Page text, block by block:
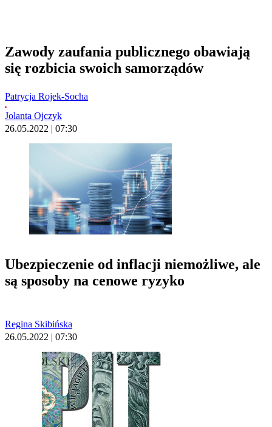
Zawody zaufania publicznego obawiają
się rozbicia swoich samorządów
Patrycja Rojek-Socha
Jolanta Ojczyk
26.05.2022 | 07:30
Ubezpieczenie od inflacji niemożliwe, ale
są sposoby na cenowe ryzyko
Regina Skibińska
26.05.2022 | 07:30